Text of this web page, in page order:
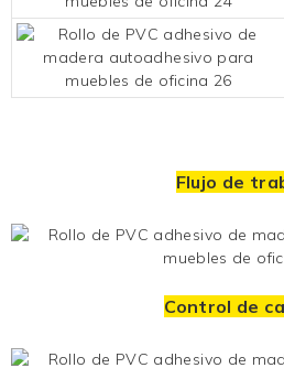
Flujo de
Control de